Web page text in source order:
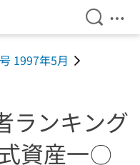
検索を
メ
1997年5月
ランキング
資産一〇